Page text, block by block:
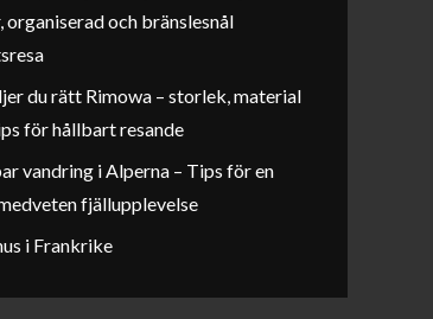
organiserad och bränslesnål
du rätt Rimowa – storlek, material
för hållbart resande
vandring i Alperna – Tips för en
fjällupplevelse
i Frankrike